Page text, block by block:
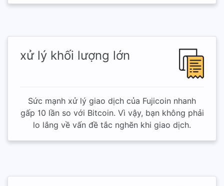
xử lý khối lượng lớn
Sức mạnh xử lý giao dịch của Fujicoin nhanh
gấp 10 lần so với Bitcoin. Vì vậy, bạn không phải
lo lắng về vấn đề tắc nghẽn khi giao dịch.